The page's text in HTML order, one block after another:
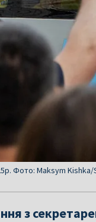
Фото: Maksym
з